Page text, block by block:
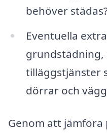
behöver
Eventuella
grundstädning,
tilläggstjänster
dörrar och
Genom att